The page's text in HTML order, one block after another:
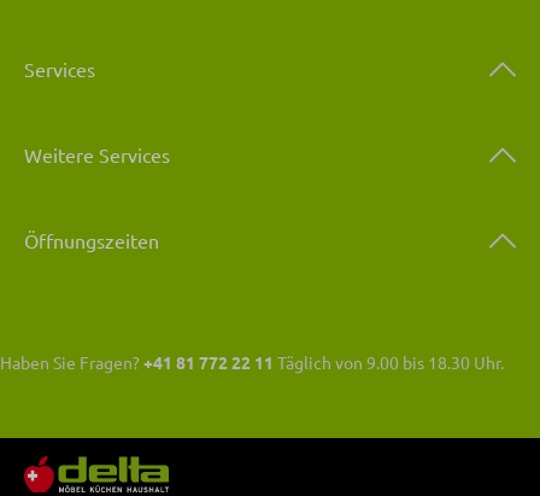
Services
Weitere Services
Öffnungszeiten
Haben Sie Fragen?+41 81 772 22 11 Täglich von 9.00 bis 18.30 Uhr.